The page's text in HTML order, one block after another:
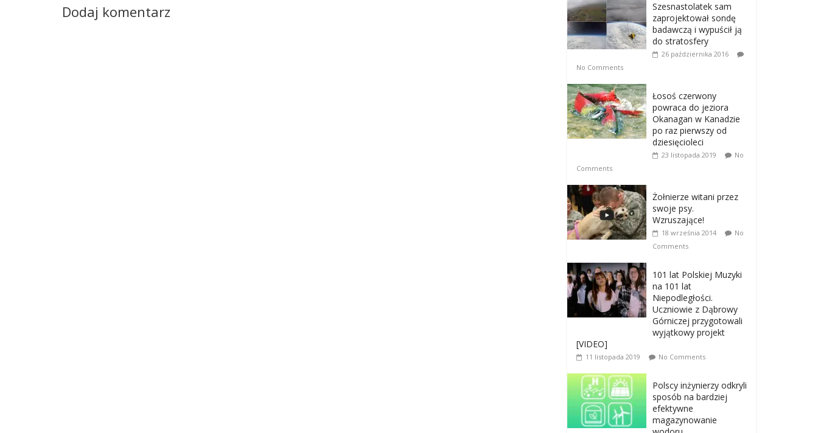
Dodaj komentarz
Szesnastolatek sam
zaprojektował sondę
badawczą i wypuścił ją
do stratosfery
26 października 2016
No Comments
Łosoś czerwony
powraca do jeziora
Okanagan w Kanadzie
po raz pierwszy od
dziesięcioleci
23 listopada 2019
No
Comments
Żołnierze witani przez
swoje psy.
Wzruszające!
18 września 2014
No
Comments
101 lat Polskiej Muzyki
na 101 lat
Niepodległości.
Uczniowie z Dąbrowy
Górniczej przygotowali
wyjątkowy projekt
[VIDEO]
11 listopada 2019 No Comments
Polscy inżynierzy odkryli
sposób na bardziej
efektywne
magazynowanie